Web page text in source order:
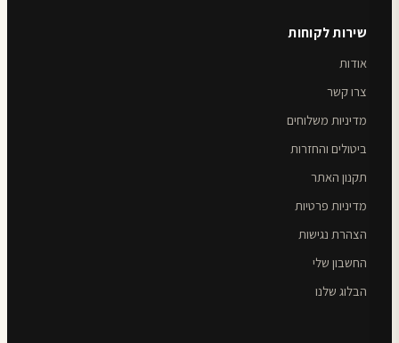
שירות לקוחות
אודות
צרו קשר
מדיניות משלוחים
ביטולים והחזרות
תקנון האתר
מדיניות פרטיות
הצהרת נגישות
החשבון שלי
הבלוג שלנו